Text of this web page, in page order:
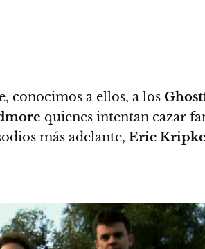
conocimos a ellos, a los
quienes intentan cazar
más adelante, Eric Kripke